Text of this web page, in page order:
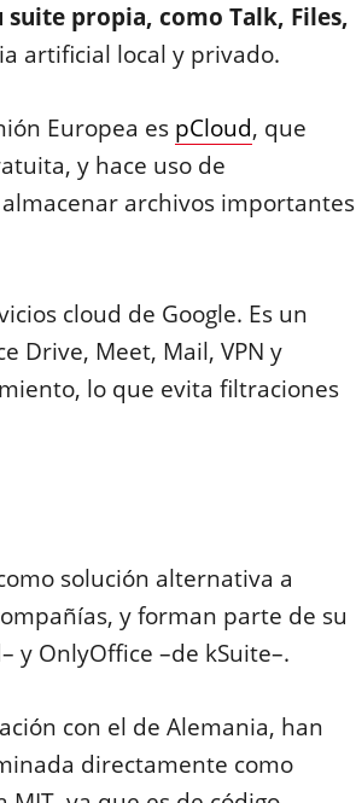
suite propia, como Talk, Files,
artificial local y privado.
Europea es pCloud, que
y hace uso de
archivos importantes
cloud de Google. Es un
Drive, Meet, Mail, VPN y
lo que evita filtraciones
solución alternativa a
y forman parte de su
y OnlyOffice –de kSuite–.
con el de Alemania, han
directamente como